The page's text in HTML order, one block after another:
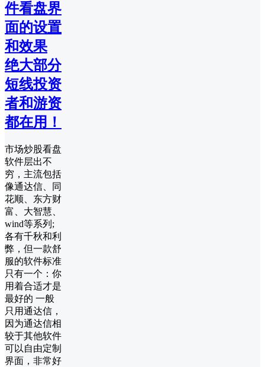
件看盘界
面的设置
和效果
绝大部分
短线投资
者和游资
都在用！
市场炒股看盘
软件层出不
穷，主流包括
像通达信、同
花顺、东方财
富、大智慧、
wind等系列;
各有千秋和利
弊，但一款舒
服的软件标准
只有一个：你
用着合适才是
最好的 一般
只用通达信，
因为通达信相
较于其他软件
可以自由定制
界面，非常好